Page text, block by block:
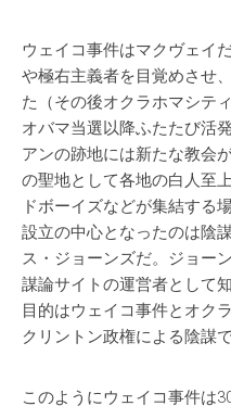
ウェイコ事件はマクヴェイ
や極右主義者を目覚めさせ
た（その後オクラホマシテ
オバマ当選以降ふたたび活
アンの跡地には新たな教会
の聖地として各地の白人至
ドボーイズなどが集結する
設立の中心となったのは陰
ス・ジョーンズだ。ジョー
謀論サイトの運営者として
目的はウェイコ事件とオク
クリントン政権による陰謀
このようにウェイコ事件は